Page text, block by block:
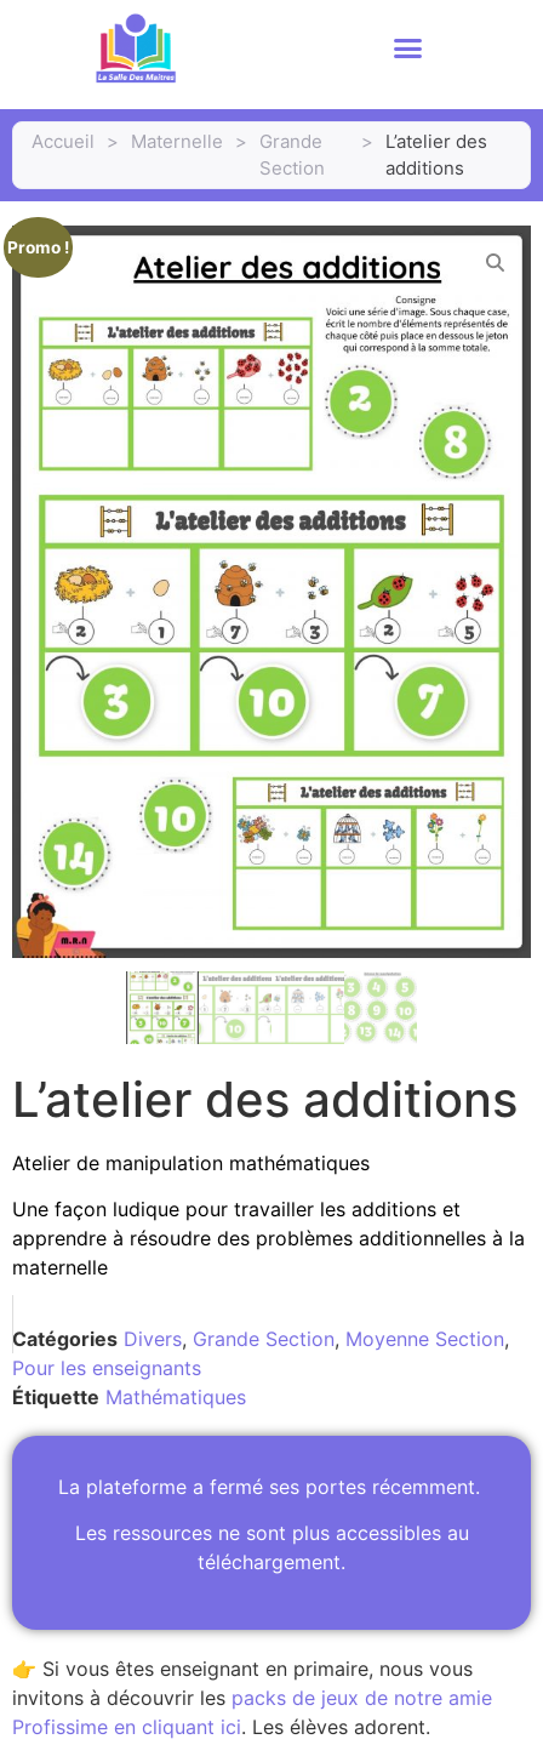
Accueil > Maternelle >
Grande
Section
>
L’atelier des
additions
Promo !
L’atelier des additions
Atelier de manipulation mathématiques
Une façon ludique pour travailler les additions et
apprendre à résoudre des problèmes additionnelles à la
maternelle
Catégories Divers, Grande Section, Moyenne Section,
Pour les enseignants
Étiquette Mathématiques
La plateforme a fermé ses portes récemment.
Les ressources ne sont plus accessibles au
téléchargement.
👉 Si vous êtes enseignant en primaire, nous vous
invitons à découvrir les packs de jeux de notre amie
Profissime en cliquant ici. Les élèves adorent.